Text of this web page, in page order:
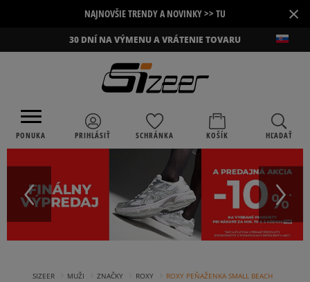
NAJNOVŠIE TRENDY A NOVINKY >> TU ×
30 DNÍ NA VÝMENU A VRÁTENIE TOVARU
PONUKA PRIHLÁSIŤ SCHRÁNKA KOŠÍK HĽADAŤ
SIZEER MUŽI ZNAČKY ROXY ROXY PEŇAŽENKA SMALL BEACH